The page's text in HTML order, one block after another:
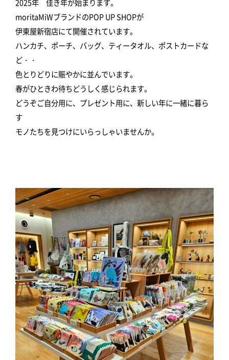
moritaMiWブランドのPOP UP SHOPが
伊東屋新宿店にて開催されています。
ハンカチ、ポーチ、バッグ、ティータオル、ポストカードな
ど・・
色とりどりに賑やかに並んでいます。
春がひときわ待ちどうしく感じられます。
どうぞご自分用に、プレゼント用に、新しい年に一緒に暮ら
す
モノたちを見つけにいらっしゃいませんか。